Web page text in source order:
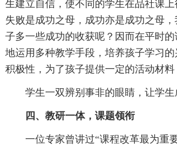
生建立自信，使不同的学生在品社课上
失败是成功之母，成功亦是成功之母
子多一些成功的收获呢？因而在平时
地运用多种教学手段，培养孩子学习
积极性，为了孩子提供一定的活动材料
学生一双辨别事非的眼睛，让学生
四、教研一体，课题领衔
一位专家曾讲过“课程改革最为重